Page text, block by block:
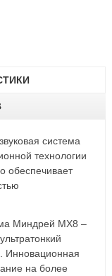
система
технологии
обеспечивает
Миндрей МХ8 –
Инновационная
на более